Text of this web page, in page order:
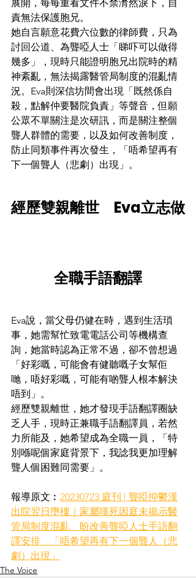
展開，每每重看文件不禁潸然淚下，自
責無法保護胞兄。
她自言願意花費六位數的律師費，只為
討回公道、為聾啞人士「睇吓可以做得
幾多」，現時只能證明胞兄出院時的精
神紊亂，無法揭露醫管局制度的混亂情
況。Eva則深信坊間會出現「既然係自
殺，點解仲要醫院負責」等聲音，但願
公眾不單關注是次研訊，而是關注整個
聾人群體的需要，以及如何改善制度，
防止同類事件再次發生，「唔希望再有
下一個聾人（悲劇）出現」。
經歷雙親離世　Eva立志做
全職手語翻譯
Eva說，當父母仍健在時，遇到生活瑣
事，她需幫忙致電電話公司等機構查
詢，她當時認為正常不過，卻不曾想過
「好彩嘅，可能會有健聽嘅子女幫佢
哋，唔好彩嘅，可能有啲聾人根本解決
唔到」。
經歷雙親離世，她才發現手語翻譯圈缺
乏人手，現時正兼職手語翻譯員，若然
力所能及，她希望成為全職一員，「特
別喺呢個家庭背景下，我諗我更加理解
聾人個困難同需要」。
報導原文︰ 20230723 庭刊 | 聾啞抑鬱漢
出院翌日墮樓｜家屬嘆死因庭未揭示醫
管局制度混亂　盼改善聾啞人士手語翻
譯安排　「唔希望再有下一個聾人（悲
劇）出現」
The Voice